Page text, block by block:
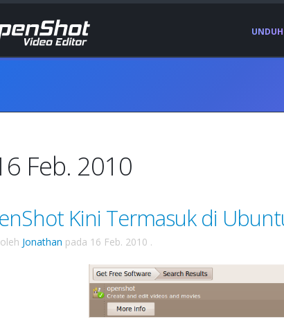
UNDUH
Feb. 2010
Kini Termasuk di
Jonathan pada 16 Feb. 2010 .